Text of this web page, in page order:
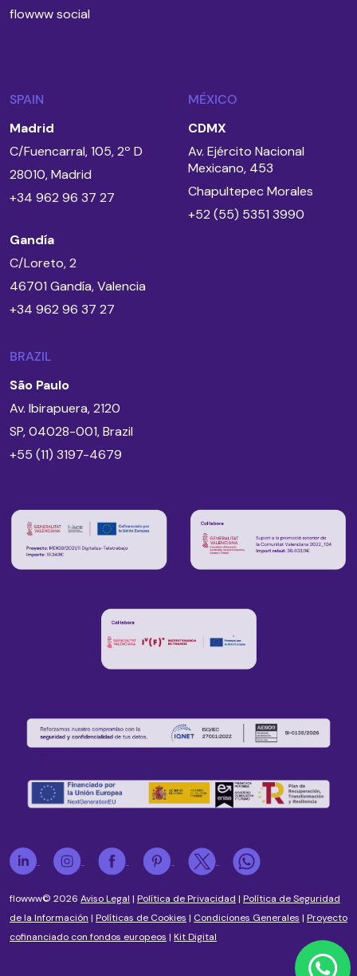
flowww social
SPAIN
Madrid
C/Fuencarral, 105, 2º D
28010, Madrid
+34 962 96 37 27
Gandía
C/Loreto, 2
46701 Gandía, Valencia
+34 962 96 37 27
MÉXICO
CDMX
Av. Ejército Nacional
Mexicano, 453
Chapultepec Morales
+52 (55) 5351 3990
BRAZIL
São Paulo
Av. Ibirapuera, 2120
SP, 04028-001, Brazil
+55 (11) 3197-4679
flowww© 2026 Aviso Legal | Política de Privacidad | Política de Seguridad
de la Información | Políticas de Cookies | Condiciones Generales | Proyecto
cofinanciado con fondos europeos | Kit Digital